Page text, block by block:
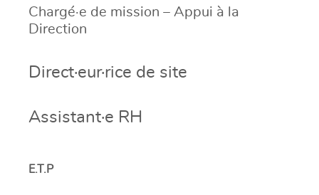
Chargé·e de mission – Appui à la
Direction
Direct·eur·rice de site
Assistant·e RH
E.T.P